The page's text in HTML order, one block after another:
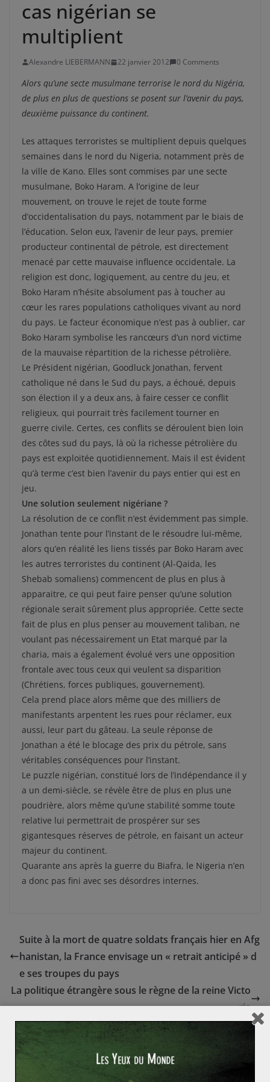
cas nigérian se
multiplient
Alexandre LIEBERMANN 22 janvier 2012 0 Comments
Alors qu’une secte musulmane terrorise le nord du Nigéria,
de plus en plus de questions se posent sur l’avenir du pays,
deuxième puissance du continent.
Les attaques terroristes se multiplient depuis quelques
semaines dans le nord du Nigeria, notamment près de
la ville de Kano. Elles sont commises par une secte
musulmane, Boko Haram. A l’origine de leur
mouvement, on trouve le rejet de toute forme
d’occidentalisation du pays, notamment par le biais de
l’éducation. Selon eux, l’avenir de leur pays, premier
producteur continental de pétrole, est directement
menacé par cette mauvaise influence occidentale. La
religion est donc, logiquement, au centre du jeu, et
Boko Haram n’hésite absolument pas à toucher au
cœur les rares populations catholiques vivant au nord
du pays. Le facteur économique n’est pas à oublier, car
Boko Haram symbolise les rancœurs d’un nord victime
de la mauvaise répartition de la richesse pétrolière.
Le Président nigérian, Goodluck Jonathan, fervent
catholique né dans le Sud du pays, a échoué, depuis
son élection il y a deux ans, à faire cesser ce conflit
religieux, qui pourrait très facilement tourner en
guerre civile. Certes, ces conflits se déroulent bien loin
des côtes sud du pays, là où la richesse pétrolière du
pays est exploitée quotidiennement. Mais il est évident
qu’à terme c’est bien l’avenir du pays entier qui est en
jeu.
Une solution seulement nigériane ?
La résolution de ce conflit n’est évidemment pas simple.
Jonathan tente pour l’instant de le résoudre lui-même,
alors qu’en réalité les liens tissés par Boko Haram avec
les autres terroristes du continent (Al-Qaida, les
Shebab somaliens) commencent de plus en plus à
apparaitre, ce qui peut faire penser qu’une solution
régionale serait sûrement plus appropriée. Cette secte
fait de plus en plus penser au mouvement taliban, ne
voulant pas nécessairement un Etat marqué par la
charia, mais a également évolué vers une opposition
frontale avec tous ceux qui veulent sa disparition
(Chrétiens, forces publiques, gouvernement).
Cela prend place alors même que des milliers de
manifestants arpentent les rues pour réclamer, eux
aussi, leur part du gâteau. La seule réponse de
Jonathan a été le blocage des prix du pétrole, sans
véritables conséquences pour l’instant.
Le puzzle nigérian, constitué lors de l’indépendance il y
a un demi-siècle, se révèle être de plus en plus une
poudrière, alors même qu’une stabilité somme toute
relative lui permettrait de prospérer sur ses
gigantesques réserves de pétrole, en faisant un acteur
majeur du continent.
Quarante ans après la guerre du Biafra, le Nigeria n’en
a donc pas fini avec ses désordres internes.
Suite à la mort de quatre soldats français hier en Afg
hanistan, la France envisage un « retrait anticipé » d
e ses troupes du pays
La politique étrangère sous le règne de la reine Victo
ria